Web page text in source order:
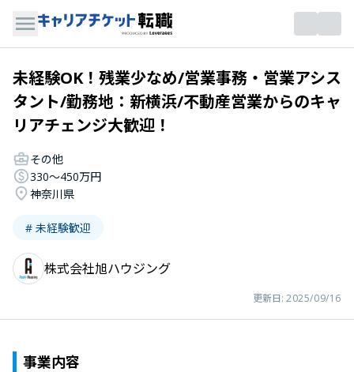
未経験OK！残業少なめ/営業事務・営業アシス
タント/勤務地：新横浜/不動産営業からのキャ
リアチェンジ大歓迎！
その他
330〜450万円
神奈川県
# 未経験歓迎
株式会社旭ハウジング
更新日: 2025/09/16
事業内容